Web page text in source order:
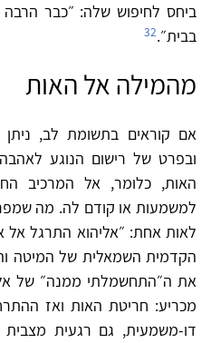
ביחס לחיפוש שלה: ״כבר הרבה
בבית״.32
מהמילה אל האות
אם קוראים בתשומת לב,
ובפרט של רישום הנוגע
האות, כלומר, אל המרכיב
למשמעות או קודם לה. מה
הקדמית השמאלית של המיטה
את ה״התחשמלתי ממנה״ של
מכריע: חריטת האות ואז
דו-משמעית, גם רגעית מצבית